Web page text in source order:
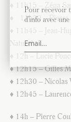
♦ 11h15 – Zéna
♦ 11h30 – Pierre
Naturel
♦ 12h15 – Gilles
♦ 12h30 – Nicolas
♦ 12h45 –
♦ 14h – Pierre
Pour recevoir
d’info avec